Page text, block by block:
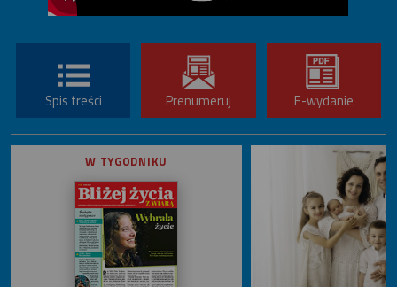
Spis treści Prenumeruj E-wydanie
W TYGODNIKU